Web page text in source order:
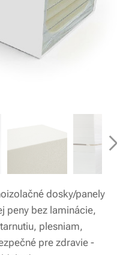
dosky/panely
peny bez laminácie,
plesniam,
pre zdravie -